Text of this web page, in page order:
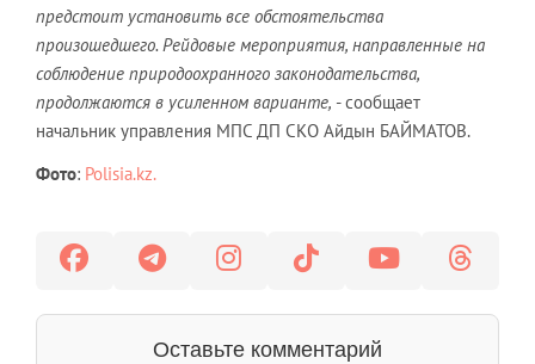
предстоит установить все обстоятельства
произошедшего. Рейдовые мероприятия, направленные на
соблюдение природоохранного законодательства,
продолжаются в усиленном варианте, - сообщает
начальник управления МПС ДП СКО Айдын БАЙМАТОВ.
Фото: Polisia.kz.
Оставьте комментарий